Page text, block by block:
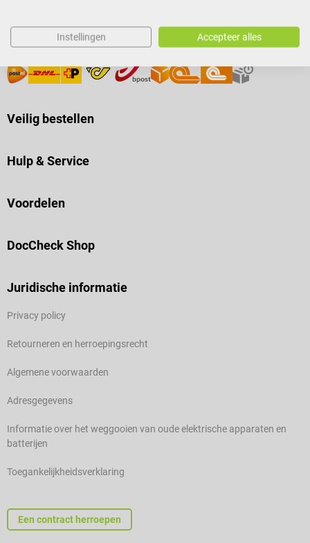
Verzending
Veilig bestellen
Hulp & Service
Voordelen
DocCheck Shop
Juridische informatie
Privacy policy
Retourneren en herroepingsrecht
Algemene voorwaarden
Adresgegevens
Informatie over het weggooien van oude elektrische apparaten en
batterijen
Toegankelijkheidsverklaring
Een contract herroepen
Instellingen Accepteer alles